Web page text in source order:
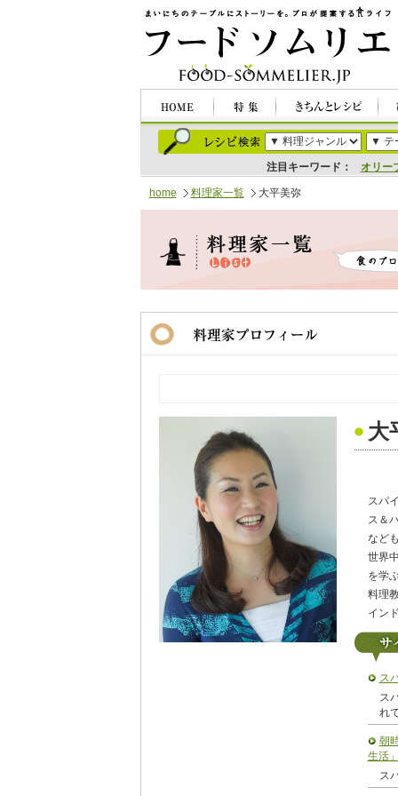
注目キーワード： オリー
home 料理家一覧 大平美弥
大
スパ
ス＆
など
世界
を学
料理
イン
ス
ス
れ
朝
生活
ス